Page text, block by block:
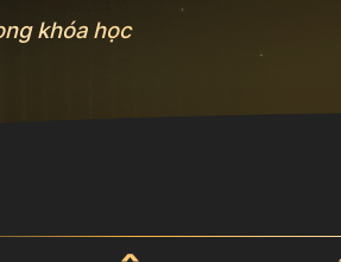
khóa học